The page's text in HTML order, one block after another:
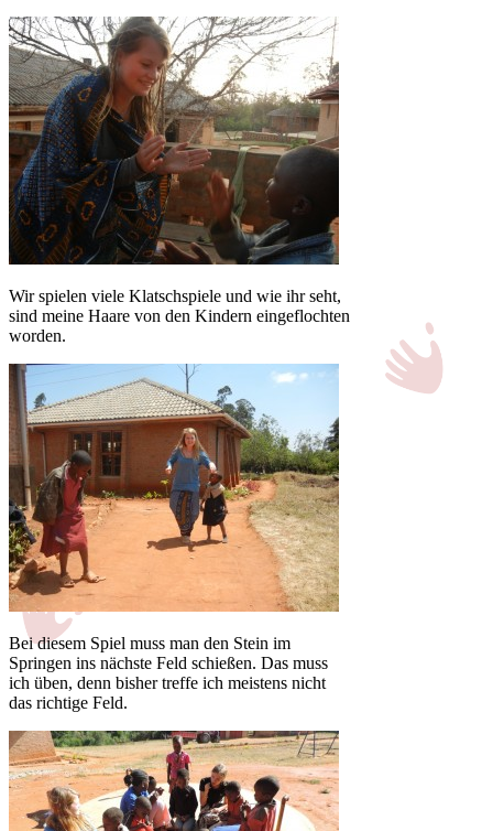
Wir spielen viele Klatschspiele und wie ihr seht,
sind meine Haare von den Kindern eingeflochten
worden.
Bei diesem Spiel muss man den Stein im
Springen ins nächste Feld schießen. Das muss
ich üben, denn bisher treffe ich meistens nicht
das richtige Feld.